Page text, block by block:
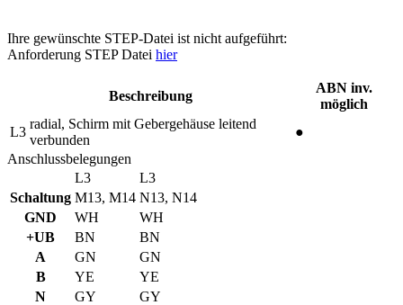
Ihre gewünschte STEP-Datei ist nicht aufgeführt:
Anforderung STEP Datei hier
Beschreibung
ABN inv.
möglich
L3
radial, Schirm mit Gebergehäuse leitend
verbunden
●
Anschlussbelegungen
L3
L3
Schaltung M13, M14 N13, N14
GND
WH
WH
+UB
BN
BN
A
GN
GN
B
YE
YE
N
GY
GY